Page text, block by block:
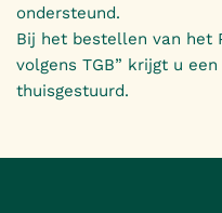
ondersteund.
Bij het bestellen van het
volgens TGB” krijgt u
thuisgestuurd.